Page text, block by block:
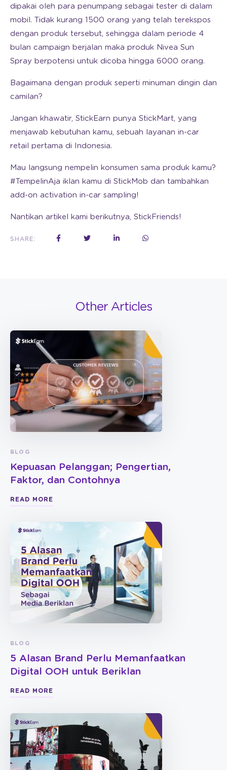
dipakai oleh para penumpang sebagai tester di dalam
mobil. Tidak kurang 1500 orang yang telah terekspos
dengan produk tersebut, sehingga dalam periode 4
bulan campaign berjalan maka produk Nivea Sun
Spray berpotensi untuk dicoba hingga 6000 orang.
Bagaimana dengan produk seperti minuman dingin dan
camilan?
Jangan khawatir, StickEarn punya StickMart, yang
menjawab kebutuhan kamu, sebuah layanan in-car
retail pertama di Indonesia.
Mau langsung nempelin konsumen sama produk kamu?
#TempelinAja iklan kamu di StickMob dan tambahkan
add-on activation in-car sampling!
Nantikan artikel kami berikutnya, StickFriends!
SHARE:
Other Articles
BLOG
Kepuasan Pelanggan; Pengertian,
Faktor, dan Contohnya
READ MORE
BLOG
5 Alasan Brand Perlu Memanfaatkan
Digital OOH untuk Beriklan
READ MORE